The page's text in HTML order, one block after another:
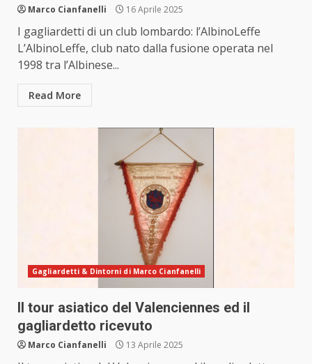
Marco Cianfanelli 16 Aprile 2025
I gagliardetti di un club lombardo: l’AlbinoLeffe
L’AlbinoLeffe, club nato dalla fusione operata nel
1998 tra l’Albinese...
Read More
Gagliardetti & Dintorni di Marco Cianfanelli
Il tour asiatico del Valenciennes ed il
gagliardetto ricevuto
Marco Cianfanelli 13 Aprile 2025